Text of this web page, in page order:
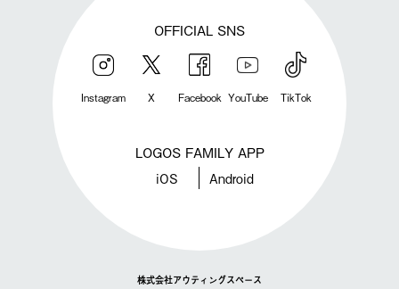
OFFICIAL SNS
Instagram X Facebook YouTube TikTok
LOGOS FAMILY APP
iOS Android
株式会社アウティングスペース